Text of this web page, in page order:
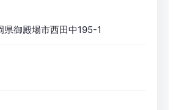
御殿場市西田中195-1